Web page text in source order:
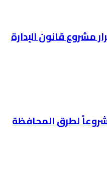
مشروع قانون الإدارة
المفرق” تنفذ 23 مشروعاً لطرق المحافظة